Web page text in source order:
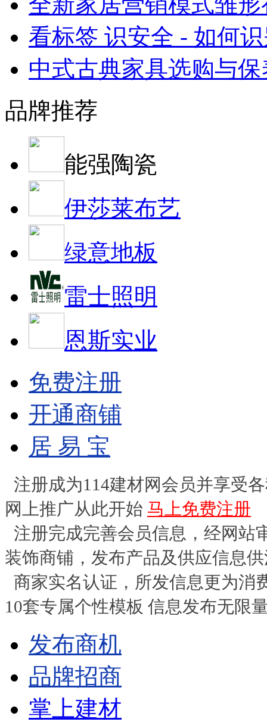
看标签 识安全 - 如何
中式古典家具选购与保
品牌推荐
能强陶瓷
伊莎莱布艺
绿意地板
雷士照明
恩斯实业
免费注册
开通商铺
居 易 宝
注册成为114建材网会员并享受
网上推广从此开始 马上免费注册
注册完成完善会员信息，经网站
装饰商铺，发布产品及供应信息
商家实名认证，所发信息更为消
10套专属个性模板 信息发布无限
发布商机
品牌招商
掌上建材